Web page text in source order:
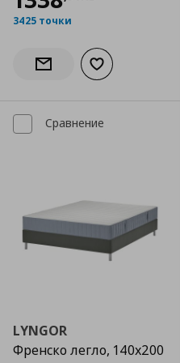
3425 точки
Информирай ме за
Добави към
Сравнение
LYNGOR
Френско легло, 140x200